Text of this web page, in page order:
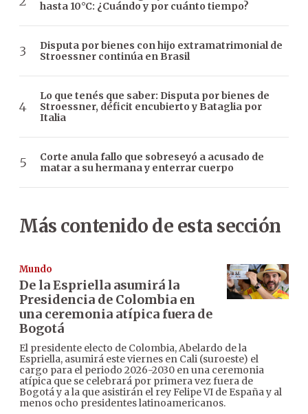
hasta 10°C: ¿Cuándo y por cuánto tiempo?
Disputa por bienes con hijo extramatrimonial de
Stroessner continúa en Brasil
Lo que tenés que saber: Disputa por bienes de
Stroessner, déficit encubierto y Bataglia por
Italia
Corte anula fallo que sobreseyó a acusado de
matar a su hermana y enterrar cuerpo
Más contenido de esta sección
Mundo
De la Espriella asumirá la
Presidencia de Colombia en
una ceremonia atípica fuera de
Bogotá
El presidente electo de Colombia, Abelardo de la
Espriella, asumirá este viernes en Cali (suroeste) el
cargo para el periodo 2026-2030 en una ceremonia
atípica que se celebrará por primera vez fuera de
Bogotá y a la que asistirán el rey Felipe VI de España y al
menos ocho presidentes latinoamericanos.